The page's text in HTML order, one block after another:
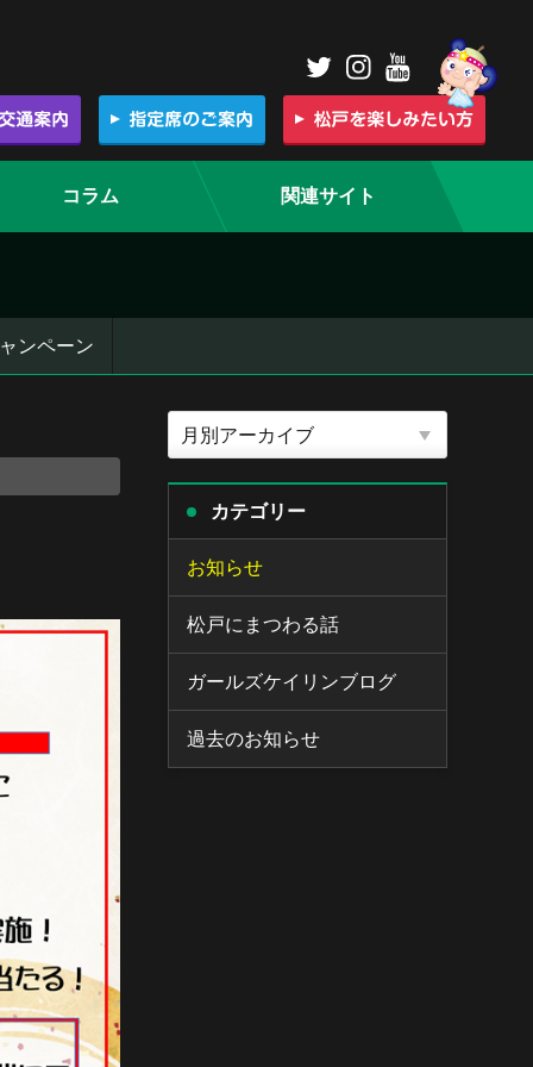
コラム 関連サイト
ンペーン
カテゴリー
お知らせ
松戸にまつわる話
ガールズケイリンブログ
過去のお知らせ